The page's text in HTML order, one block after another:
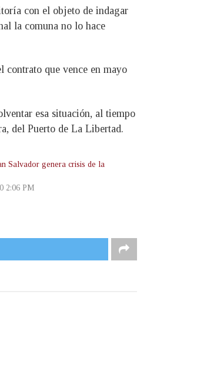
con el objeto de indagar
la comuna no lo hace
que vence en mayo
esa situación, al tiempo
del Puerto de La Libertad.
Salvador genera crisis de la
2:06 PM